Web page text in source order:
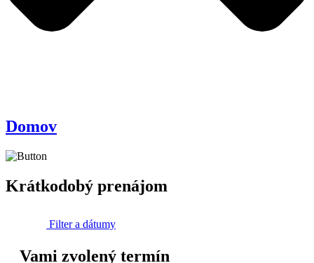
Domov
Krátkodobý prenájom
Filter a dátumy
Vami zvolený termín